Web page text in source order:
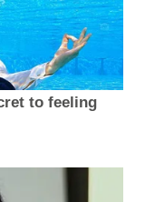
to feeling